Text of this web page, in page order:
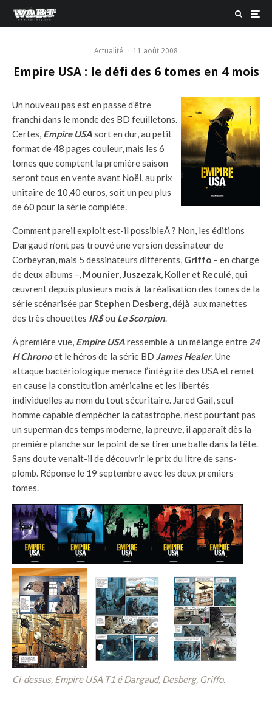
Actualité · 11 août 2008
Empire USA : le défi des 6 tomes en 4 mois
Un nouveau pas est en passe d’être
franchi dans le monde des BD feuilletons.
Certes, Empire USAsort en dur, au petit
format de 48 pages couleur, mais les 6
tomes que comptent la première saison
seront tous en vente avant Noël, au prix
unitaire de 10,40 euros, soit un peu plus
de 60 pour la série complète.
Comment pareil exploit est-il possibleÂ ? Non, les éditions
Dargaud n’ont pas trouvé une version dessinateur de
Corbeyran, mais 5 dessinateurs différents, Griffo – en charge
de deux albums –, Mounier,Juszezak, Kolleret Reculé, qui
œuvrent depuis plusieurs mois à la réalisation des tomes de la
série scénarisée parStephen Desberg, déjà aux manettes
des très chouettes IR$ou Le Scorpion.
À première vue, Empire USAressemble à un mélange entre 24
H Chronoet le héros de la série BD James Healer. Une
attaque bactériologique menace l’intégrité des USA et remet
en cause la constitution américaine et les libertés
individuelles au nom du tout sécuritaire. Jared Gail, seul
homme capable d’empêcher la catastrophe, n’est pourtant pas
un superman des temps moderne, la preuve, il apparaît dès la
première planche sur le point de se tirer une balle dans la tête.
Sans doute venait-il de découvrir le prix du litre de sans-
plomb. Réponse le 19 septembre avec les deux premiers
tomes.
Ci-dessus, Empire USA T1 é Dargaud, Desberg, Griffo.